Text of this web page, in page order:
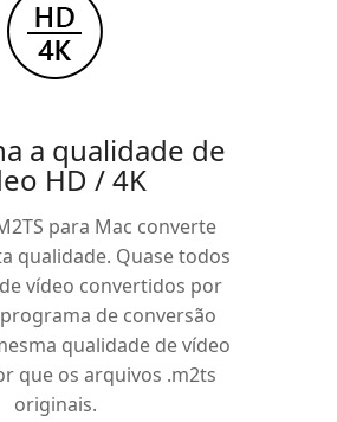
a qualidade de
HD / 4K
para Mac converte
qualidade. Quase todos
vídeo convertidos por
de conversão
qualidade de vídeo
que os arquivos .m2ts
originais.